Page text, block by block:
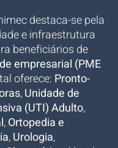
destaca-se pela
e infraestrutura
beneficiários de
empresarial (PME
oferece: Pronto-
, Unidade de
(UTI) Adulto,
, Ortopedia e
, Urologia,